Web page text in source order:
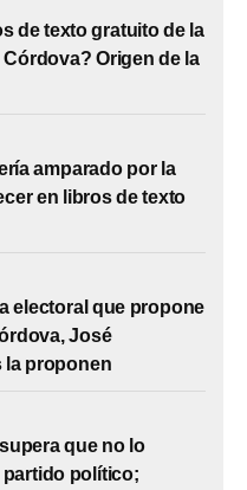
de texto gratuito de la
Origen de la
amparado por la
en libros de texto
electoral que propone
José
la proponen
que no lo
político;